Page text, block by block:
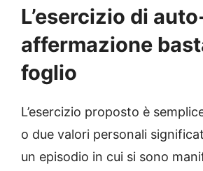
L’esercizio di
affermazione
foglio
L’esercizio proposto è
o due valori personali
un episodio in cui si sono